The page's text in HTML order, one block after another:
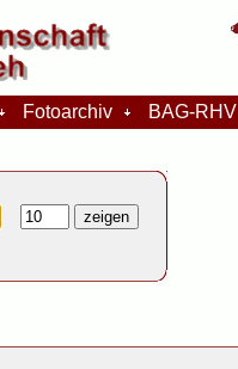
Fotoarchiv BAG-RHV